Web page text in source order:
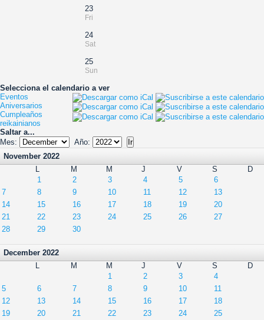
23
Fri
24
Sat
25
Sun
Selecciona el calendario a ver
Eventos
Aniversarios
Cumpleaños
reikainianos
Saltar a...
Mes:
Año:
November 2022
L
M M J V S
D
1
2 3 4 5
6
7
8 9 10 11 12
13
14
15 16 17 18 19
20
21
22 23 24 25 26
27
28
29 30
December 2022
L
M M J V S
D
1
2 3
4
5
6 7 8 9 10
11
12
13 14 15 16 17
18
19
20 21 22 23 24 25